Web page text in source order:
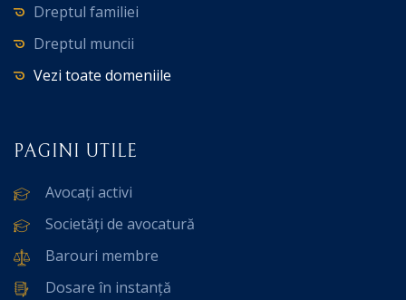
Dreptul familiei
Dreptul muncii
Vezi toate domeniile
PAGINI UTILE
Avocați activi
Societăți de avocatură
Barouri membre
Dosare în instanță